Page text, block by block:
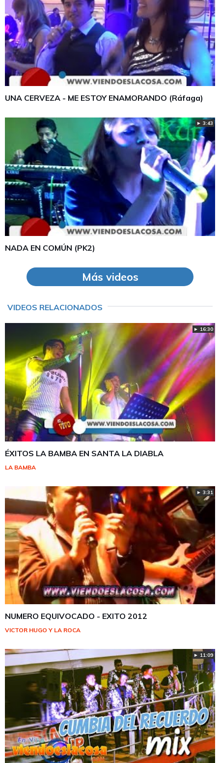
UNA CERVEZA - ME ESTOY ENAMORANDO (Ráfaga)
► 3:43
NADA EN COMÚN (PK2)
Más videos
VIDEOS RELACIONADOS
► 16:30
ÉXITOS LA BAMBA EN SANTA LA DIABLA
LA BAMBA
► 3:31
NUMERO EQUIVOCADO - EXITO 2012
VICTOR HUGO Y LA ROCA
► 11:09